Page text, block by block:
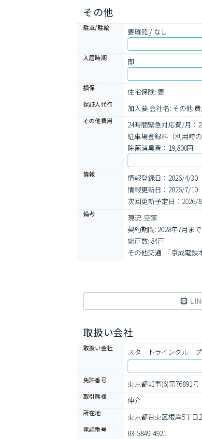
その他
駐車/駐輪 要確認 / なし
入居時期
即
損保
住宅保険: 要
保証人代行 加入要 会社名: その他
その他費用
24時間緊急対応費/月：
駐車場登録料（利用時
除菌消臭費：19,800円
情報
情報登録日：2026/4/30
情報更新日：2026/7/10
次回更新予定日：2026/
備考
現況: 空家
契約期間: 2028年7月ま
総戸数: 84戸
その他交通: 「京成電鉄
取扱い会社
取扱い会社 スタートライングルー
免許番号
東京都知事(6)第76891号
取引態様 仲介
所在地 東京都台東区根岸5丁目
電話番号 03-5849-4921